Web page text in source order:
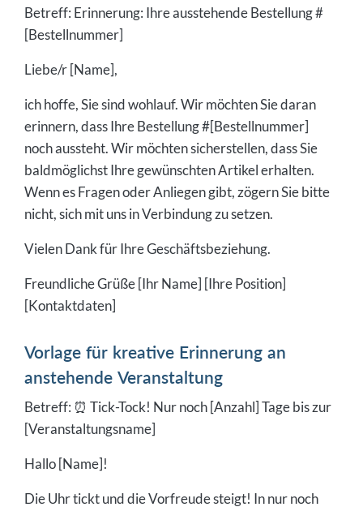
Betreff: Erinnerung: Ihre ausstehende Bestellung #
[Bestellnummer]
Liebe/r [Name],
ich hoffe, Sie sind wohlauf. Wir möchten Sie daran
erinnern, dass Ihre Bestellung #[Bestellnummer]
noch aussteht. Wir möchten sicherstellen, dass Sie
baldmöglichst Ihre gewünschten Artikel erhalten.
Wenn es Fragen oder Anliegen gibt, zögern Sie bitte
nicht, sich mit uns in Verbindung zu setzen.
Vielen Dank für Ihre Geschäftsbeziehung.
Freundliche Grüße [Ihr Name] [Ihre Position]
[Kontaktdaten]
Vorlage für kreative Erinnerung an
anstehende Veranstaltung
Betreff: ⏰ Tick-Tock! Nur noch [Anzahl] Tage bis zur
[Veranstaltungsname]
Hallo [Name]!
Die Uhr tickt und die Vorfreude steigt! In nur noch